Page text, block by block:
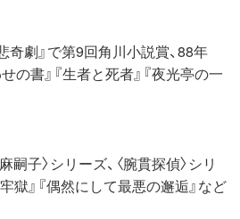
劇』で第9回角川小説賞、88年
の書』『生者と死者』『夜光亭の一
子〉シリーズ、〈腕貫探偵〉シリ
獄』『偶然にして最悪の邂逅』など